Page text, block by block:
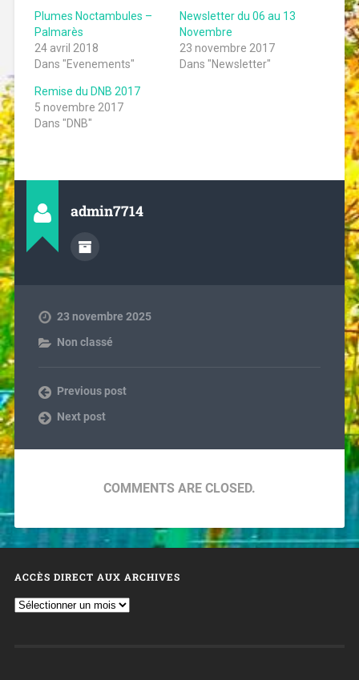
Plumes Noctambules –
Palmarès
24 avril 2018
Dans "Evenements"
Newsletter du 06 au 13
Novembre
23 novembre 2017
Dans "Newsletter"
Remise du DNB 2017
5 novembre 2017
Dans "DNB"
admin7714
23 novembre 2025
Non classé
Previous post
Next post
COMMENTS ARE CLOSED.
ACCÈS DIRECT AUX ARCHIVES